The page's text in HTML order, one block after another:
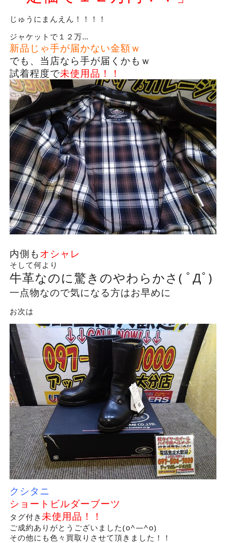
じゅうにまんえん！！！！
ジャケットで１２万…
新品じゃ手が届かない金額ｗ
でも、当店なら手が届くかもｗ
試着程度で未使用品！！
内側も オシャレ
そして何より
牛革なのに驚きのやわらかさ( ﾟДﾟ)
一点物なので気になる方はお早めに
お次は
クシタニ
ショートビルダーブーツ
タグ付き 未使用品！！
ご成約ありがとうございました(o^―^o)
その他にも色々買取りさせて頂きました！！